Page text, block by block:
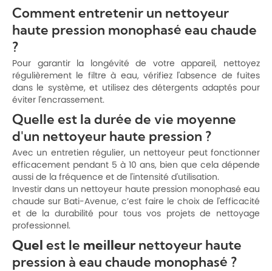
Comment entretenir un nettoyeur
haute pression monophasé eau chaude
?
Pour garantir la longévité de votre appareil, nettoyez
régulièrement le filtre à eau, vérifiez l'absence de fuites
dans le système, et utilisez des détergents adaptés pour
éviter l'encrassement.
Quelle est la durée de vie moyenne
d'un nettoyeur haute pression ?
Avec un entretien régulier, un nettoyeur peut fonctionner
efficacement pendant 5 à 10 ans, bien que cela dépende
aussi de la fréquence et de l'intensité d'utilisation.
Investir dans un nettoyeur haute pression monophasé eau
chaude sur Bati-Avenue, c’est faire le choix de l'efficacité
et de la durabilité pour tous vos projets de nettoyage
professionnel.
Quel est le meilleur nettoyeur haute
pression à eau chaude monophasé ?